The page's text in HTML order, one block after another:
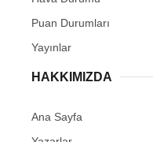
Puan Durumları
Yayınlar
HAKKIMIZDA
Ana Sayfa